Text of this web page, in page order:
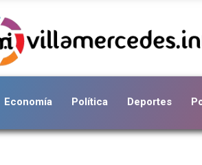
Economía Política Deportes